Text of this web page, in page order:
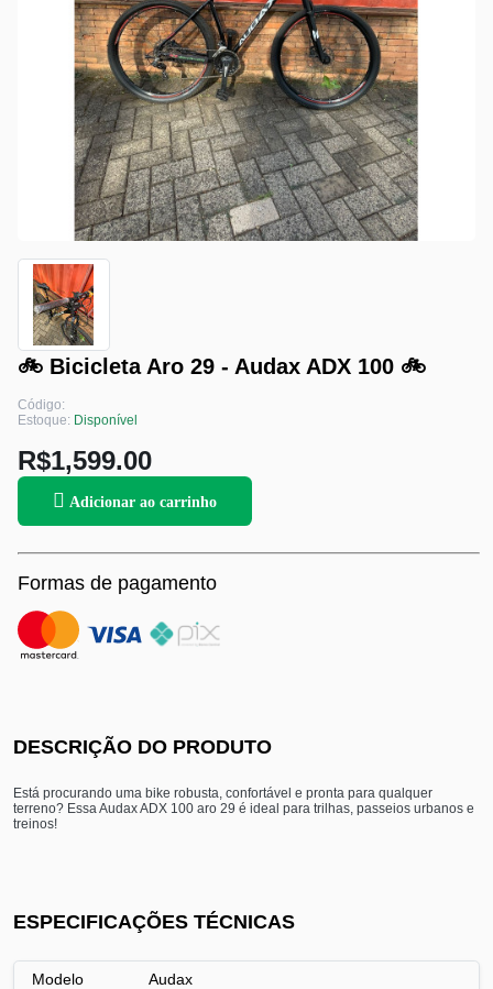
🚲 Bicicleta Aro 29 - Audax ADX 100 🚲
Código:
Estoque: Disponível
R$1,599.00
Adicionar ao carrinho
Formas de pagamento
DESCRIÇÃO DO PRODUTO
Está procurando uma bike robusta, confortável e pronta para qualquer
terreno? Essa Audax ADX 100 aro 29 é ideal para trilhas, passeios urbanos e
treinos!
ESPECIFICAÇÕES TÉCNICAS
Modelo Audax